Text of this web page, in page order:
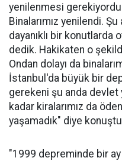
yenilenmesi
Binalarımız yenilendi.
dayanıklı bir konutlarda
dedik. Hakikaten o
Ondan dolayı da
İstanbul'da büyük bir
gerekeni şu anda devlet
kadar kiralarımız da
yaşamadık" diye
"1999 depreminde bir